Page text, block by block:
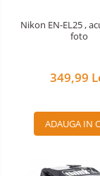
Accesorii diverse
Nikon EN-EL25 ,
foto
349,99
ADAUGA IN